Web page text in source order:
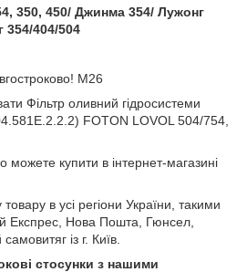
350, 450/ Джинма 354/ Лужонг
354/404/504
M26
Фільтр оливний гідросистеми
FOTON LOVOL 504/754,
можете купити в інтернет-магазині
в усі регіони України, такими
Експрес, Нова Пошта, Гюнсел,
із г. Київ.
стосунки з нашими